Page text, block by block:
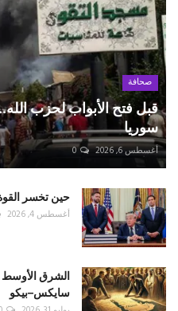
صحافة
قبل فتح الأبواب لحزب
سوريا
أغسطس 6, 2026 0
حين تخسر
أغسطس 4, 2026
الشرق الأوسط
سايكس–بيكو